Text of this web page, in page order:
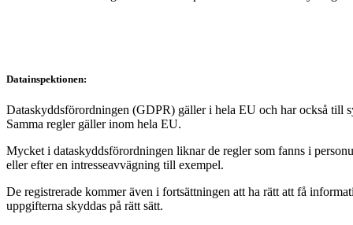
Datainspektionen:
Dataskyddsförordningen (GDPR) gäller i hela EU och har också till
Samma regler gäller inom hela EU.
Mycket i dataskyddsförordningen liknar de regler som fanns i
eller efter en intresseavvägning till exempel.
De registrerade kommer även i fortsättningen att ha rätt att få
uppgifterna skyddas på rätt sätt.